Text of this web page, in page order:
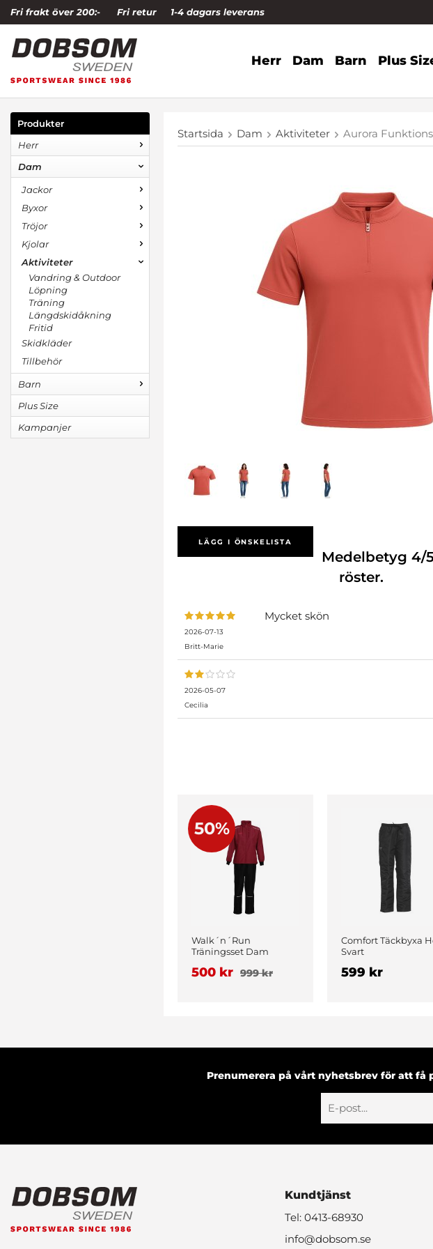
Fri frakt över 200:- Fri retur 1-4 dagars leverans
Herr Dam Barn Plus
Produkter
Herr
Dam
Jackor
Byxor
Tröjor
Kjolar
Aktiviteter
Vandring & Outdoor
Löpning
Träning
Längdskidåkning
Fritid
Skidkläder
Tillbehör
Barn
Plus Size
Kampanjer
Startsida Dam Aktiviteter Aurora
LÄGG I ÖNSKELISTA
Medelbetyg4/
röster.
2026-07-13
Britt-Marie
Mycket skön
2026-05-07
Cecilia
50%
Walk´n´Run
Träningsset Dam
500 kr 999 kr
Comfort Täckbyxa
Svart
599 kr
Prenumerera på vårt nyhetsbrev för att
Kundtjänst
Tel: 0413-68930
info@dobsom.se